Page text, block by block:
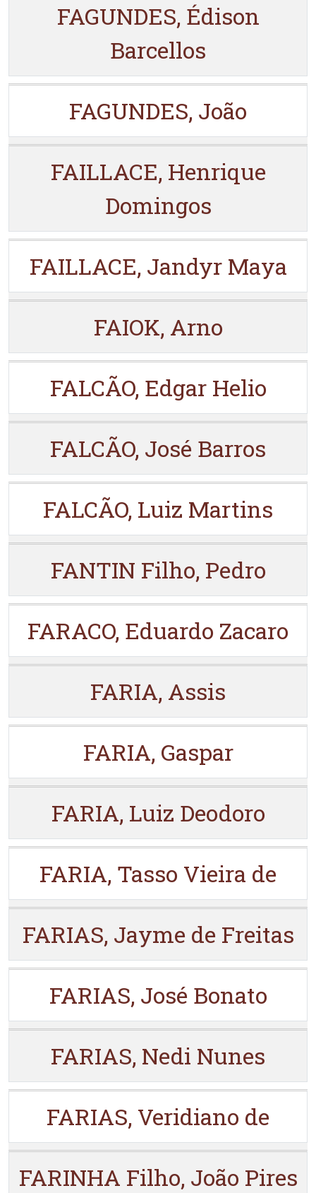
FAGUNDES, Édison
Barcellos
FAGUNDES, João
FAILLACE, Henrique
Domingos
FAILLACE, Jandyr Maya
FAIOK, Arno
FALCÃO, Edgar Helio
FALCÃO, José Barros
FALCÃO, Luiz Martins
FANTIN Filho, Pedro
FARACO, Eduardo Zacaro
FARIA, Assis
FARIA, Gaspar
FARIA, Luiz Deodoro
FARIA, Tasso Vieira de
FARIAS, Jayme de Freitas
FARIAS, José Bonato
FARIAS, Nedi Nunes
FARIAS, Veridiano de
FARINHA Filho, João Pires